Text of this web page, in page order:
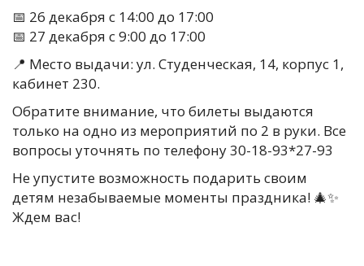
📅 26 декабря с 14:00 до 17:00
📅 27 декабря с 9:00 до 17:00
📍 Место выдачи: ул. Студенческая, 14, корпус 1,
кабинет 230.
Обратите внимание, что билеты выдаются
только на одно из мероприятий по 2 в руки. Все
вопросы уточнять по телефону 30-18-93*27-93
Не упустите возможность подарить своим
детям незабываемые моменты праздника! 🎄✨
Ждем вас!